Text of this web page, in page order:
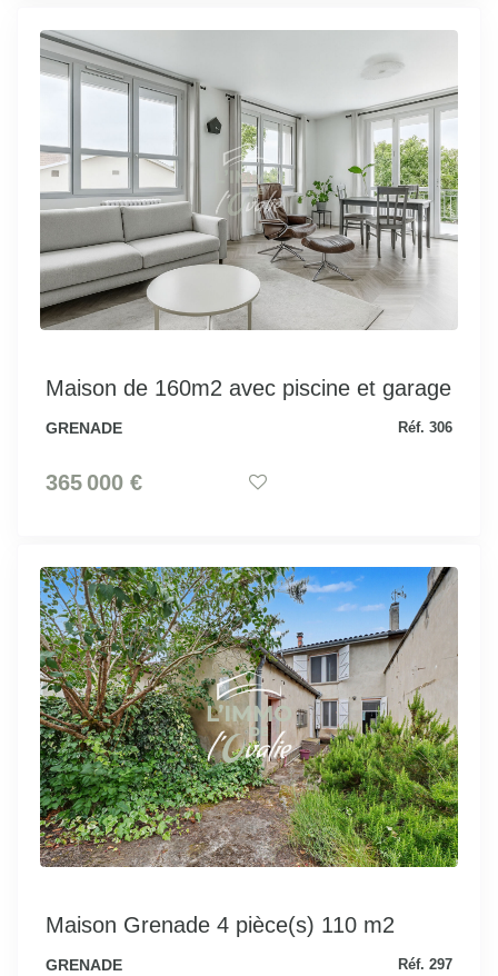
Maison de 160m2 avec piscine et garage
GRENADE Réf. 306
365 000 €
Maison Grenade 4 pièce(s) 110 m2
GRENADE Réf. 297